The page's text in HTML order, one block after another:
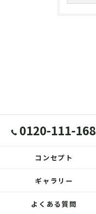
0120-111-168
コンセプト
ギャラリー
よくある質問